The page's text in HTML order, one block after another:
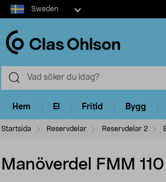
Select
market
Sweden
Hem El Fritid Bygg
Startsida Reservdelar Reservdelar 2
Manöverdel FMM